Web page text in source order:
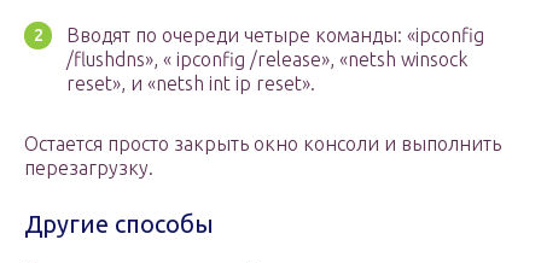
Вводят по очереди четыре команды: «ipconfig
/flushdns», « ipconfig /release», «netsh winsock
reset», и «netsh int ip reset».
Остается просто закрыть окно консоли и выполнить
перезагрузку.
Другие способы